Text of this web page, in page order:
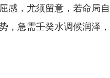
感，尤须留意，若命局自
，急需壬癸水调候润泽，